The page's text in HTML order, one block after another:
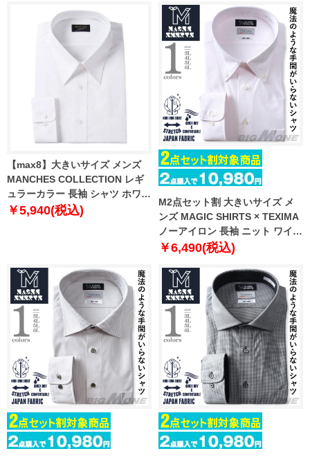
【max8】大きいサイズ メンズ
MANCHES COLLECTION レギ
ュラーカラー 長袖 シャツ ホワイ
ト 1277-4215-1 3L 4L 5L 6L 7L
￥5,940(税込)
M2点セット割 大きいサイズ メ
ンズ MAGIC SHIRTS × TEXIMA
ノーアイロン 長袖 ニット ワイシ
ャツ ボタンダウン 吸水速乾 スト
239022bd
￥6,490(税込)